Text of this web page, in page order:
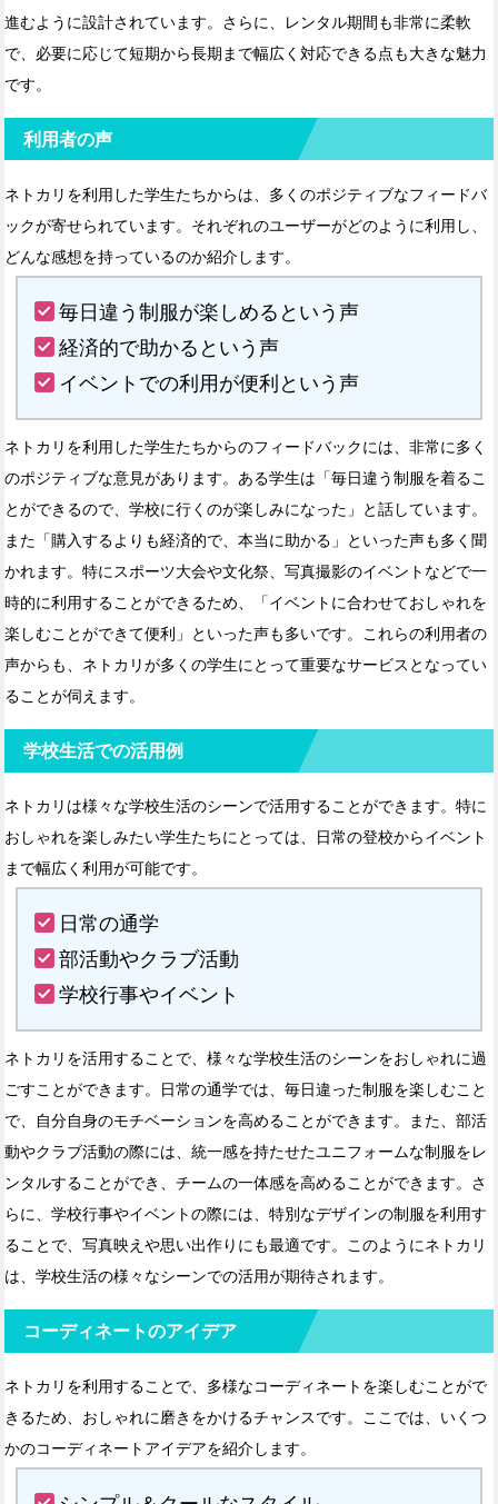
進むように設計されています。さらに、レンタル期間も非常に柔軟
で、必要に応じて短期から長期まで幅広く対応できる点も大きな魅力
です。
利用者の声
ネトカリを利用した学生たちからは、多くのポジティブなフィードバ
ックが寄せられています。それぞれのユーザーがどのように利用し、
どんな感想を持っているのか紹介します。
毎日違う制服が楽しめるという声
経済的で助かるという声
イベントでの利用が便利という声
ネトカリを利用した学生たちからのフィードバックには、非常に多く
のポジティブな意見があります。ある学生は「毎日違う制服を着るこ
とができるので、学校に行くのが楽しみになった」と話しています。
また「購入するよりも経済的で、本当に助かる」といった声も多く聞
かれます。特にスポーツ大会や文化祭、写真撮影のイベントなどで一
時的に利用することができるため、「イベントに合わせておしゃれを
楽しむことができて便利」といった声も多いです。これらの利用者の
声からも、ネトカリが多くの学生にとって重要なサービスとなってい
ることが伺えます。
学校生活での活用例
ネトカリは様々な学校生活のシーンで活用することができます。特に
おしゃれを楽しみたい学生たちにとっては、日常の登校からイベント
まで幅広く利用が可能です。
日常の通学
部活動やクラブ活動
学校行事やイベント
ネトカリを活用することで、様々な学校生活のシーンをおしゃれに過
ごすことができます。日常の通学では、毎日違った制服を楽しむこと
で、自分自身のモチベーションを高めることができます。また、部活
動やクラブ活動の際には、統一感を持たせたユニフォームな制服をレ
ンタルすることができ、チームの一体感を高めることができます。さ
らに、学校行事やイベントの際には、特別なデザインの制服を利用す
ることで、写真映えや思い出作りにも最適です。このようにネトカリ
は、学校生活の様々なシーンでの活用が期待されます。
コーディネートのアイデア
ネトカリを利用することで、多様なコーディネートを楽しむことがで
きるため、おしゃれに磨きをかけるチャンスです。ここでは、いくつ
かのコーディネートアイデアを紹介します。